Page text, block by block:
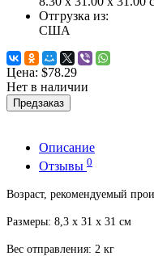
Отгрузка из:
США
Цена: $78.29
Нет в наличии
Предзаказ
Описание
Отзывы 0
Возраст, рекомендуемый
Размеры: 8,3 х 31 х 31 см
Вес отправления: 2 кг